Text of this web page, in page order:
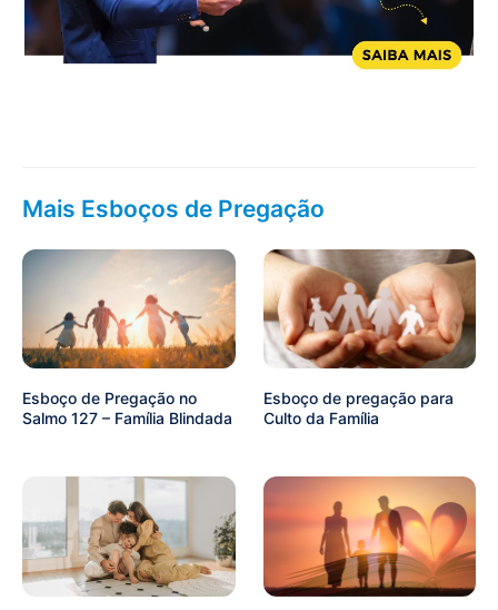
Mais Esboços de Pregação
Esboço de Pregação no
Salmo 127 – Família Blindada
Esboço de pregação para
Culto da Família